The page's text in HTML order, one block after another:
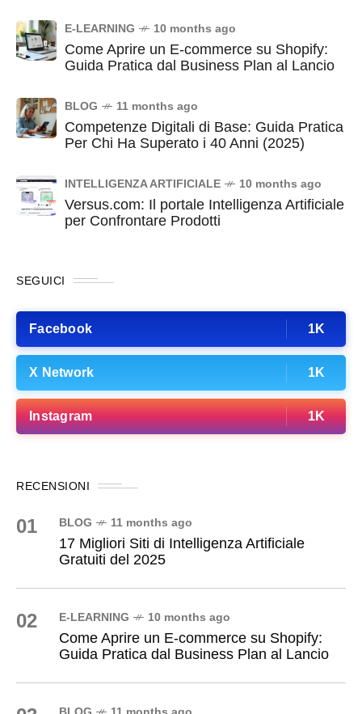
E-LEARNING 10 months ago
Come Aprire un E-commerce su Shopify:
Guida Pratica dal Business Plan al Lancio
BLOG 11 months ago
Competenze Digitali di Base: Guida Pratica
Per Chi Ha Superato i 40 Anni (2025)
INTELLIGENZA ARTIFICIALE 10 months ago
Versus.com: Il portale Intelligenza Artificiale
per Confrontare Prodotti
SEGUICI
Facebook 1K
X Network 1K
Instagram 1K
RECENSIONI
01 BLOG 11 months ago
17 Migliori Siti di Intelligenza Artificiale
Gratuiti del 2025
02 E-LEARNING 10 months ago
Come Aprire un E-commerce su Shopify:
Guida Pratica dal Business Plan al Lancio